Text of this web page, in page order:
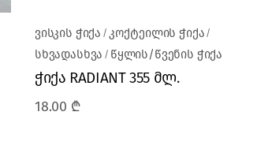
ვისკის ჭიქა
კოქტეილის ჭიქა
სხვადასხვა
წყლის/წვენის ჭიქა
ჭიქა RADIANT 355 მლ.
18.00 ₾